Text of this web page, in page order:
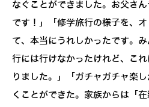
なぐことができました。お父さ
です！」「修学旅行の様子を、
て、本当にうれしかったです。
行には行けなかったけれど、こ
りました。」「ガチャガチャ楽
くことができた。家族からは「